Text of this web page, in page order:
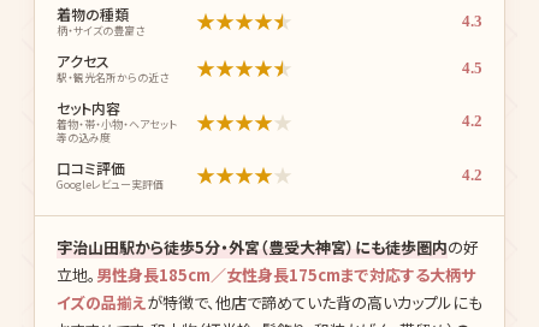
着物の種類
柄・サイズの豊富さ ★★★★★ 4.3
アクセス
駅・観光名所からの近さ ★★★★★ 4.5
セット内容
着物・帯・小物・ヘアセット
等の込み度
★★★★★ 4.2
口コミ評価
Googleレビュー実評価 ★★★★★ 4.2
宇治山田駅から徒歩5分・外宮（豊受大神宮）にも徒歩圏内の好
立地。 男性身長185cm／女性身長175cmまで対応する大柄サ
イズの品揃え が特徴で、他店で諦めていた背の高いカップルにも